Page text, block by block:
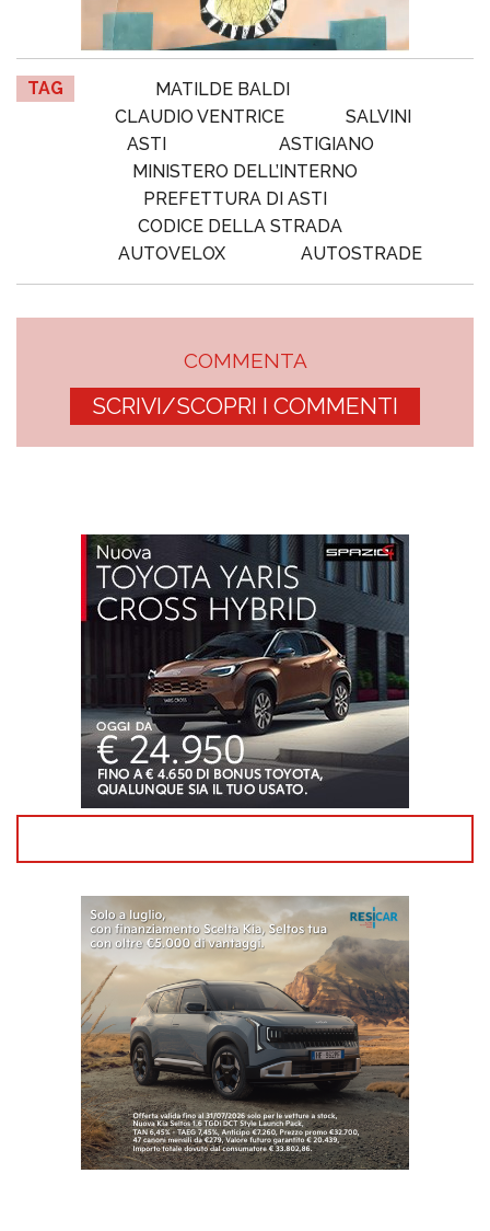
TAG
MATILDE BALDI
CLAUDIO VENTRICE
SALVINI
ASTI
ASTIGIANO
MINISTERO DELL’INTERNO
PREFETTURA DI ASTI
CODICE DELLA STRADA
AUTOVELOX
AUTOSTRADE
COMMENTA
SCRIVI/SCOPRI I COMMENTI